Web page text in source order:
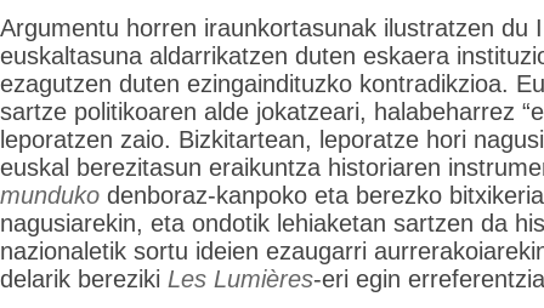
Argumentu horren iraunkortasunak ilustratzen du
euskaltasuna aldarrikatzen duten eskaera
ezagutzen duten ezingaindituzko kontradikzioa.
sartze politikoaren alde jokatzeari, halabeharrez
leporatzen zaio. Bizkitartean, leporatze hori
euskal berezitasun eraikuntza historiaren
munduko denboraz-kanpoko eta berezko
nagusiarekin, eta ondotik lehiaketan sartzen da
nazionaletik sortu ideien ezaugarri
delarik bereziki Les Lumières-eri egin